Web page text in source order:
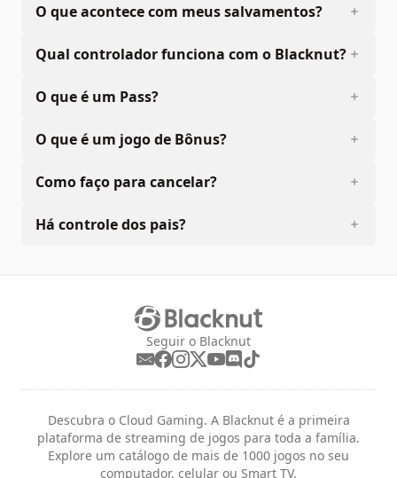
O que acontece com meus salvamentos?
Qual controlador funciona com o Blacknut?
O que é um Pass?
O que é um jogo de Bônus?
Como faço para cancelar?
Há controle dos pais?
Seguir o Blacknut
Descubra o Cloud Gaming. A Blacknut é a primeira
plataforma de streaming de jogos para toda a família.
Explore um catálogo de mais de 1000 jogos no seu
computador, celular ou Smart TV.